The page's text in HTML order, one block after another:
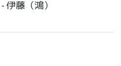
藤（鴻）